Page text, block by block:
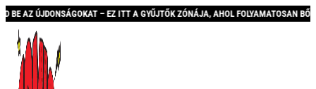
ITT A GYŰJTŐK ZÓNÁJA, AHOL FOLYAMATOSAN BŐVÜLŐ KÍNÁLATTAL ÉS